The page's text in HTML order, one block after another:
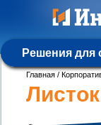
Решения для
Главная /
Листок